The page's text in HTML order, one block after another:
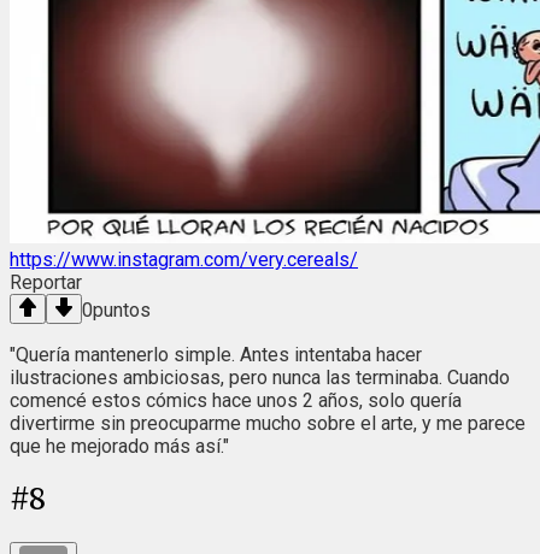
https://www.instagram.com/very.cereals/
Reportar
0puntos
"Quería mantenerlo simple. Antes intentaba hacer
ilustraciones ambiciosas, pero nunca las terminaba. Cuando
comencé estos cómics hace unos 2 años, solo quería
divertirme sin preocuparme mucho sobre el arte, y me parece
que he mejorado más así."
#8